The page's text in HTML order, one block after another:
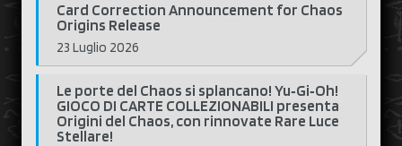
Card Correction Announcement for Chaos
Origins Release
23 Luglio 2026
Le porte del Chaos si splancano! Yu‑Gi‑Oh!
GIOCO DI CARTE COLLEZIONABILI presenta
Origini del Chaos, con rinnovate Rare Luce
Stellare!